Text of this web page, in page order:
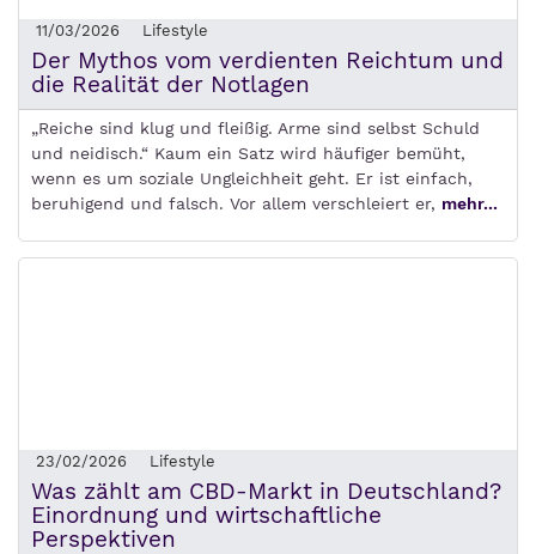
11/03/2026 Lifestyle
Der Mythos vom verdienten Reichtum und
die Realität der Notlagen
„Reiche sind klug und fleißig. Arme sind selbst Schuld
und neidisch.“ Kaum ein Satz wird häufiger bemüht,
wenn es um soziale Ungleichheit geht. Er ist einfach,
beruhigend und falsch. Vor allem verschleiert er, mehr...
23/02/2026 Lifestyle
Was zählt am CBD-Markt in Deutschland?
Einordnung und wirtschaftliche
Perspektiven